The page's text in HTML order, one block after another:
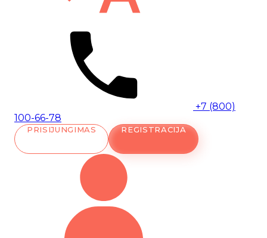
+7 (800)
100-66-78
PRISIJUNGIMAS REGISTRACIJA